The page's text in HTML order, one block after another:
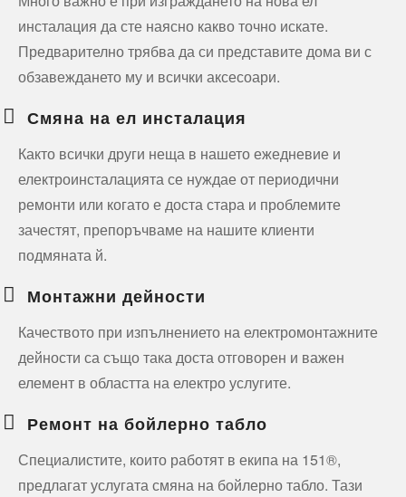
инсталация да сте наясно какво точно искате.
Предварително трябва да си представите дома ви с
обзавеждането му и всички аксесоари.
Смяна на ел инсталация
Както всички други неща в нашето ежедневие и
електроинсталацията се нуждае от периодични
ремонти или когато е доста стара и проблемите
зачестят, препоръчваме на нашите клиенти
подмяната й.
Монтажни дейности
Качеството при изпълнението на електромонтажните
дейности са също така доста отговорен и важен
елемент в областта на електро услугите.
Ремонт на бойлерно табло
Специалистите, които работят в екипа на 151®,
предлагат услугата смяна на бойлерно табло. Тази